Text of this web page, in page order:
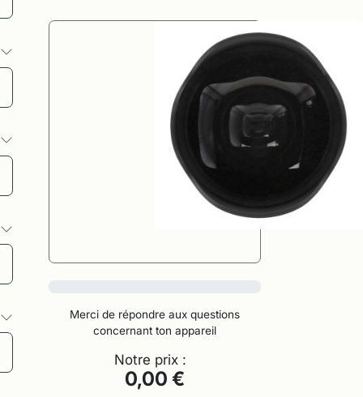
Merci de répondre aux questions
concernant ton appareil
Notre prix :
0,00 €